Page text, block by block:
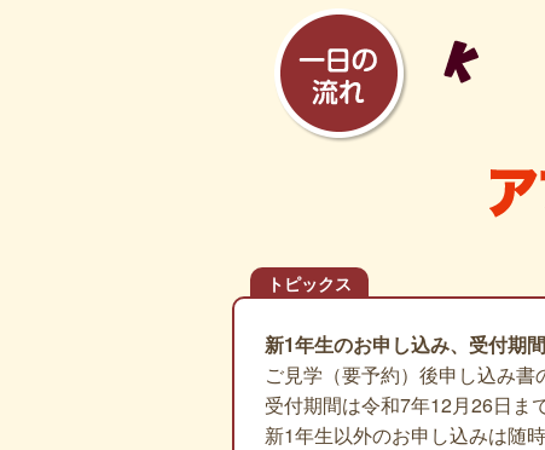
トピックス
新1年生のお申し込み、受付期
ご見学（要予約）後申し込み書
受付期間は令和7年12月26日ま
新1年生以外のお申し込みは随